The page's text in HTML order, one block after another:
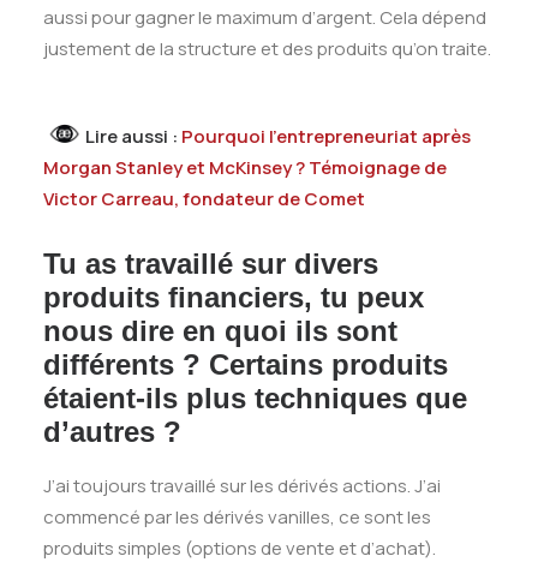
aussi pour gagner le maximum d’argent. Cela dépend
justement de la structure et des produits qu’on traite.
Lire aussi : Pourquoi l’entrepreneuriat après
Morgan Stanley et McKinsey ? Témoignage de
Victor Carreau, fondateur de Comet
Tu as travaillé sur divers
produits financiers, tu peux
nous dire en quoi ils sont
différents ? Certains produits
étaient-ils plus techniques que
d’autres ?
J’ai toujours travaillé sur les dérivés actions. J’ai
commencé par les dérivés vanilles, ce sont les
produits simples (options de vente et d’achat).